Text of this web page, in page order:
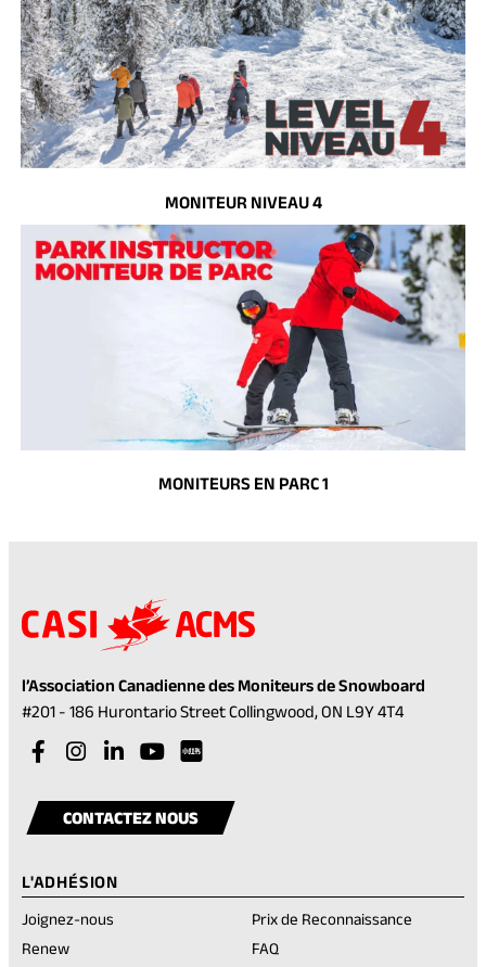
MONITEUR NIVEAU 4
MONITEURS EN PARC 1
l’Association Canadienne des Moniteurs de Snowboard
#201 - 186 Hurontario Street Collingwood, ON L9Y 4T4(opens
Visit
facebook
(opens
tab)
Visit
instagram
(opens
a
tab)
Visit
linkedin
(opens
a
Visit
youtube
(opens
a our
in
CONTACTEZ NOUS
L'ADHÉSION
Joignez-nous
Renew(opens
Prix de Reconnaissance
FAQ